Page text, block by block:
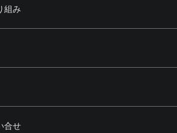
組み
合せ